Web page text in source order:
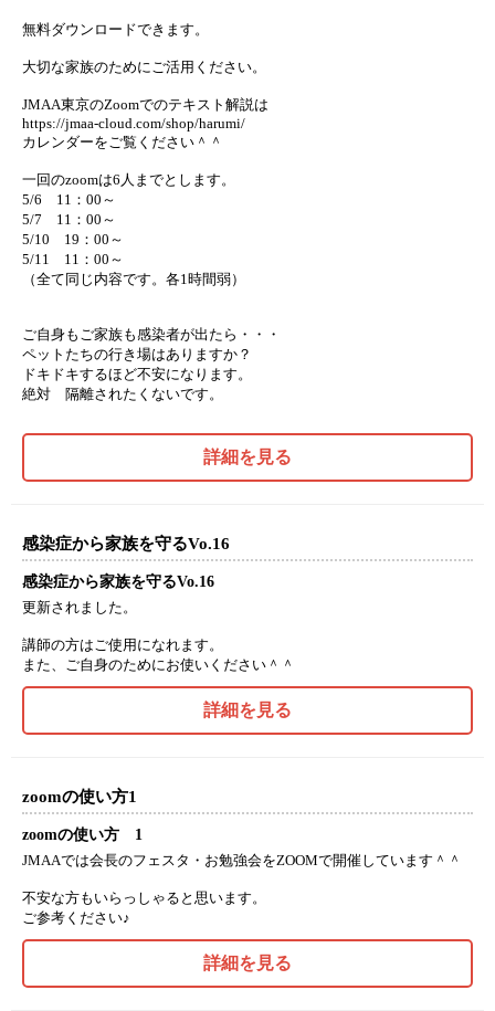
無料ダウンロードできます。
大切な家族のためにご活用ください。
JMAA東京のZoomでのテキスト解説は
https://jmaa-cloud.com/shop/harumi/
カレンダーをご覧ください＾＾
一回のzoomは6人までとします。
5/6 11：00～
5/7 11：00～
5/10 19：00～
5/11 11：00～
（全て同じ内容です。各1時間弱）
ご自身もご家族も感染者が出たら・・・
ペットたちの行き場はありますか？
ドキドキするほど不安になります。
絶対 隔離されたくないです。
詳細を見る
感染症から家族を守るVo.16
感染症から家族を守るVo.16
更新されました。
講師の方はご使用になれます。
また、ご自身のためにお使いください＾＾
詳細を見る
zoomの使い方1
zoomの使い方 1
JMAAでは会長のフェスタ・お勉強会をZOOMで開催しています＾＾
不安な方もいらっしゃると思います。
ご参考ください♪
詳細を見る